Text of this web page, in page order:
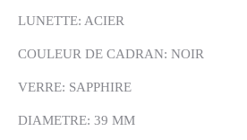
LUNETTE: ACIER
COULEUR DE CADRAN: NOIR
VERRE: SAPPHIRE
DIAMETRE: 39 MM